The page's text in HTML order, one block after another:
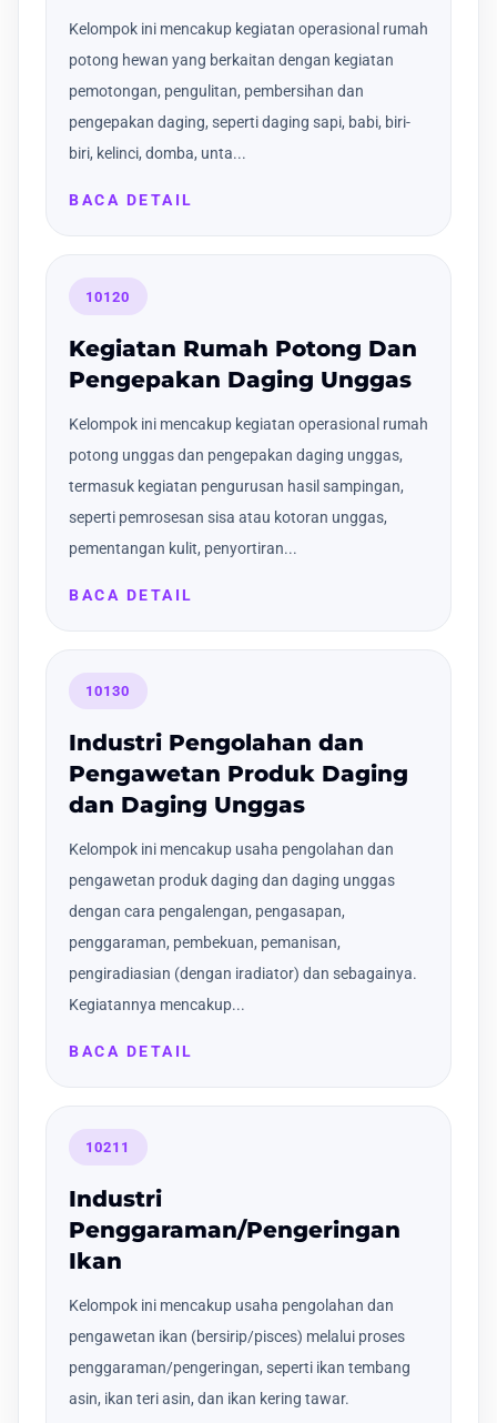
Kelompok ini mencakup kegiatan operasional rumah
potong hewan yang berkaitan dengan kegiatan
pemotongan, pengulitan, pembersihan dan
pengepakan daging, seperti daging sapi, babi, biri-
biri, kelinci, domba, unta...
BACA DETAIL
10120
Kegiatan Rumah Potong Dan
Pengepakan Daging Unggas
Kelompok ini mencakup kegiatan operasional rumah
potong unggas dan pengepakan daging unggas,
termasuk kegiatan pengurusan hasil sampingan,
seperti pemrosesan sisa atau kotoran unggas,
pementangan kulit, penyortiran...
BACA DETAIL
10130
Industri Pengolahan dan
Pengawetan Produk Daging
dan Daging Unggas
Kelompok ini mencakup usaha pengolahan dan
pengawetan produk daging dan daging unggas
dengan cara pengalengan, pengasapan,
penggaraman, pembekuan, pemanisan,
pengiradiasian (dengan iradiator) dan sebagainya.
Kegiatannya mencakup...
BACA DETAIL
10211
Industri
Penggaraman/Pengeringan
Ikan
Kelompok ini mencakup usaha pengolahan dan
pengawetan ikan (bersirip/pisces) melalui proses
penggaraman/pengeringan, seperti ikan tembang
asin, ikan teri asin, dan ikan kering tawar.